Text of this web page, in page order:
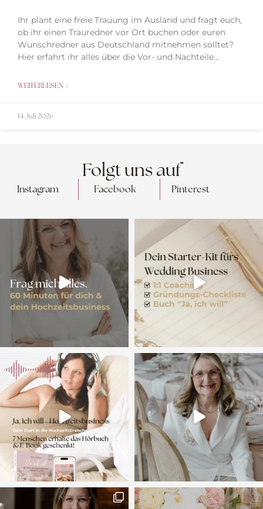
Ihr plant eine freie Trauung im Ausland und fragt euch,
ob ihr einen Trauredner vor Ort buchen oder euren
Wunschredner aus Deutschland mitnehmen solltet?
Hier erfahrt ihr alles über die Vor- und Nachteile…
WEITERLESEN »
14. Juli 2026
Folgt uns auf
Instagram Facebook Pinterest